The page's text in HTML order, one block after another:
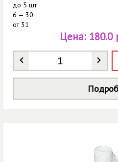
до 5 шт
6 — 30
от31
Количество
Цена: 180.0